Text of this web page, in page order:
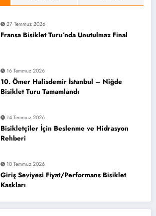
27 Temmuz 2026
Fransa Bisiklet Turu’nda Unutulmaz Final
16 Temmuz 2026
10. Ömer Halisdemir İstanbul – Niğde
Bisiklet Turu Tamamlandı
14 Temmuz 2026
Bisikletçiler İçin Beslenme ve Hidrasyon
Rehberi
10 Temmuz 2026
Giriş Seviyesi Fiyat/Performans Bisiklet
Kaskları